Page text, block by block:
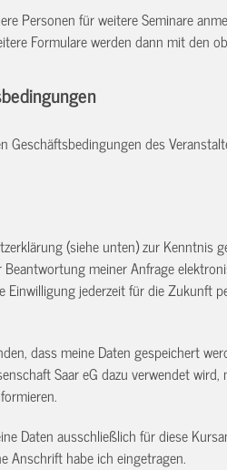
Personen für weitere Seminare
Formulare werden dann mit den
Geschäftsbedingungen des
(siehe unten) zur Kenntnis
meiner Anfrage
Einwilligung jederzeit für die Zukunft
dass meine Daten gespeichert
Saar eG dazu verwendet
Daten ausschließlich für diese
Anschrift habe ich eingetragen.